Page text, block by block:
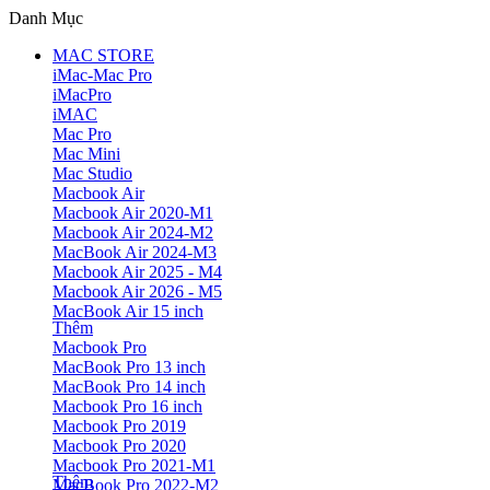
Danh Mục
MAC STORE
iMac-Mac Pro
iMacPro
iMAC
Mac Pro
Mac Mini
Mac Studio
Macbook Air
Macbook Air 2020-M1
Macbook Air 2024-M2
MacBook Air 2024-M3
Macbook Air 2025 - M4
Macbook Air 2026 - M5
MacBook Air 15 inch
Thêm
Macbook Pro
MacBook Pro 13 inch
MacBook Pro 14 inch
Macbook Pro 16 inch
Macbook Pro 2019
Macbook Pro 2020
Macbook Pro 2021-M1
MacBook Pro 2022-M2
Thêm